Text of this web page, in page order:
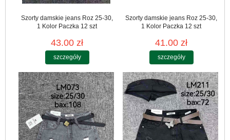
Szorty damskie jeans Roz 25-30,
1 Kolor Paczka 12 szt
43.00 zł
szczegóły
Szorty damskie jeans Roz 25-30,
1 Kolor Paczka 12 szt
41.00 zł
szczegóły